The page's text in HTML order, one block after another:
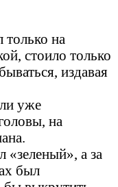
на
стоило только
издавая
уже
на
«зеленый», а за
был